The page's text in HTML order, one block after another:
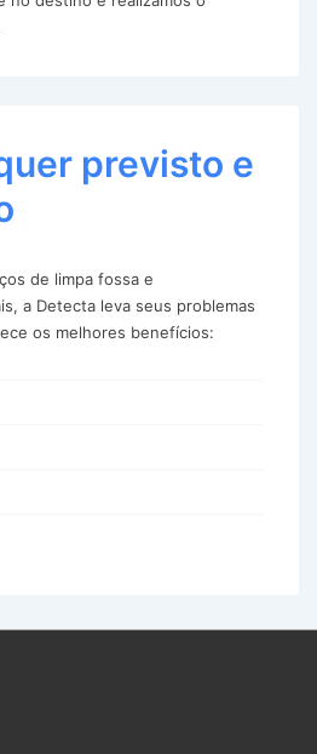
previsto e
de limpa fossa e
a Detecta leva seus problemas
os melhores benefícios: